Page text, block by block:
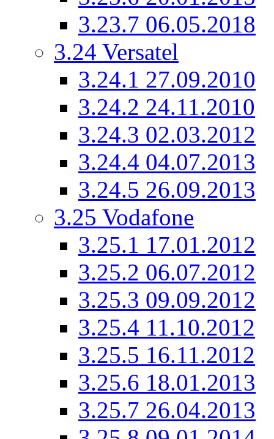
3.23.7 06.05.2018
3.24 Versatel
3.24.1 27.09.2010
3.24.2 24.11.2010
3.24.3 02.03.2012
3.24.4 04.07.2013
3.24.5 26.09.2013
3.25 Vodafone
3.25.1 17.01.2012
3.25.2 06.07.2012
3.25.3 09.09.2012
3.25.4 11.10.2012
3.25.5 16.11.2012
3.25.6 18.01.2013
3.25.7 26.04.2013